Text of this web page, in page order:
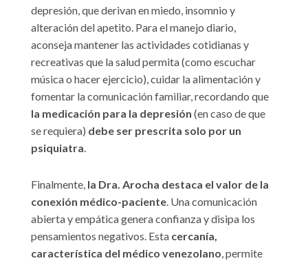
depresión, que derivan en miedo, insomnio y
alteración del apetito. Para el manejo diario,
aconseja mantener las actividades cotidianas y
recreativas que la salud permita (como escuchar
música o hacer ejercicio), cuidar la alimentación y
fomentar la comunicación familiar, recordando que
la medicación para la depresión (en caso de que
se requiera) debe ser prescrita solo por un
psiquiatra.
Finalmente, la Dra. Arocha destaca el valor de la
conexión médico-paciente. Una comunicación
abierta y empática genera confianza y disipa los
pensamientos negativos. Esta cercanía,
característica del médico venezolano, permite